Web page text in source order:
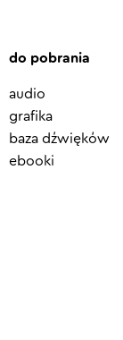
do pobrania
audio
grafika
baza dźwięków
ebooki